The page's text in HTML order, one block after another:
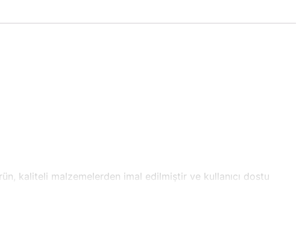
kaliteli malzemelerden imal edilmiştir ve kullanıcı dostu